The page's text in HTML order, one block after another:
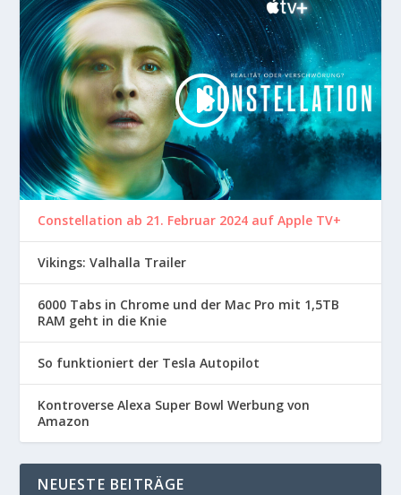
Constellation ab 21. Februar 2024 auf Apple TV+
Vikings: Valhalla Trailer
6000 Tabs in Chrome und der Mac Pro mit 1,5TB
RAM geht in die Knie
So funktioniert der Tesla Autopilot
Kontroverse Alexa Super Bowl Werbung von
Amazon
NEUESTE BEITRÄGE